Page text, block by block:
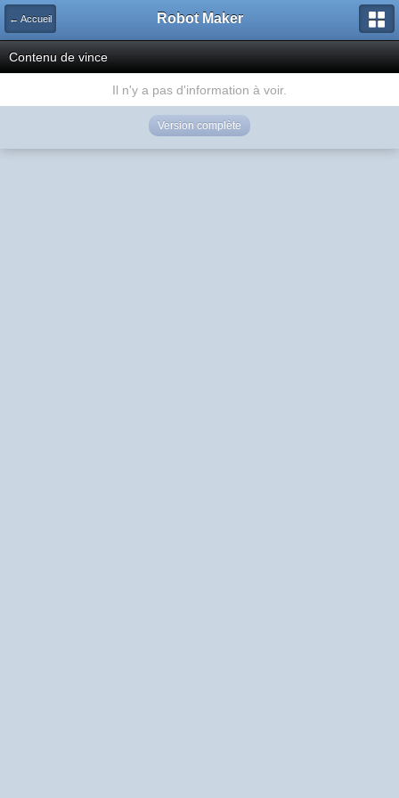
← Accueil Robot Maker
Contenu de vince
Il n'y a pas d'information à voir.
Version complète